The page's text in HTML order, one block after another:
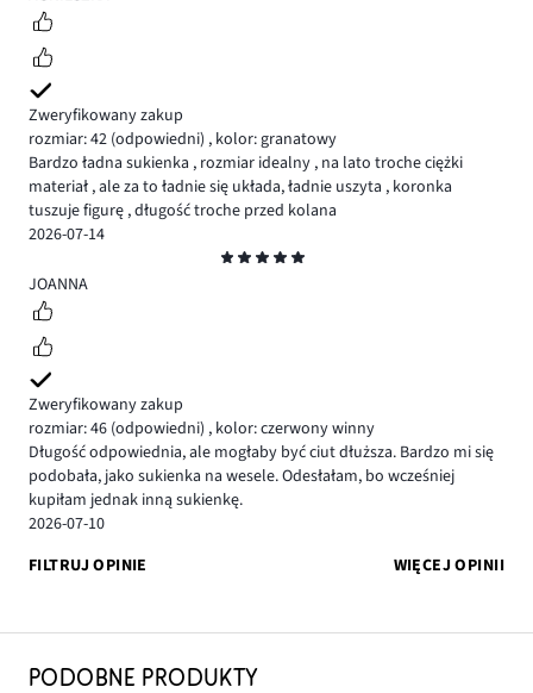
Zweryfikowany zakup
rozmiar: 42 (odpowiedni) , kolor: granatowy
Bardzo ładna sukienka , rozmiar idealny , na lato troche ciężki
materiał , ale za to ładnie się układa, ładnie uszyta , koronka
tuszuje figurę , długość troche przed kolana
2026-07-14
5
JOANNA
Zweryfikowany zakup
rozmiar: 46 (odpowiedni) , kolor: czerwony winny
Długość odpowiednia, ale mogłaby być ciut dłuższa. Bardzo mi się
podobała, jako sukienka na wesele. Odesłałam, bo wcześniej
kupiłam jednak inną sukienkę.
2026-07-10
FILTRUJ OPINIE
WIĘCEJ OPINII
PODOBNE PRODUKTY